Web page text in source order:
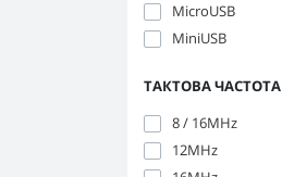
MicroUSB
MiniUSB
ТАКТОВА ЧАСТОТА
8 / 16MHz
12MHz